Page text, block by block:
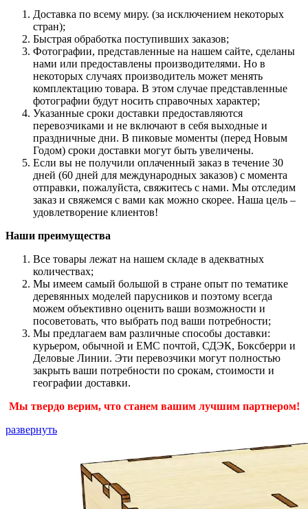
Доставка по всему миру. (за исключением некоторых
стран);
Быстрая обработка поступивших заказов;
Фотографии, представленные на нашем сайте, сделаны
нами или предоставлены производителями. Но в
некоторых случаях производитель может менять
комплектацию товара. В этом случае представленные
фотографии будут носить справочных характер;
Указанные сроки доставки предоставляются
перевозчиками и не включают в себя выходные и
праздничные дни. В пиковые моменты (перед Новым
Годом) сроки доставки могут быть увеличены.
Если вы не получили оплаченный заказ в течение 30
дней (60 дней для международных заказов) с момента
отправки, пожалуйста, свяжитесь с нами. Мы отследим
заказ и свяжемся с вами как можно скорее. Наша цель –
удовлетворение клиентов!
Наши преимущества
Все товары лежат на нашем складе в адекватных
количествах;
Мы имеем самый большой в стране опыт по тематике
деревянных моделей парусников и поэтому всегда
можем объективно оценить ваши возможности и
посоветовать, что выбрать под ваши потребности;
Мы предлагаем вам различные способы доставки:
курьером, обычной и ЕМС почтой, СДЭК, Боксберри и
Деловые Линии. Эти перевозчики могут полностью
закрыть ваши потребности по срокам, стоимости и
географии доставки.
Мы твердо верим, что станем вашим лучшим партнером!
развернуть